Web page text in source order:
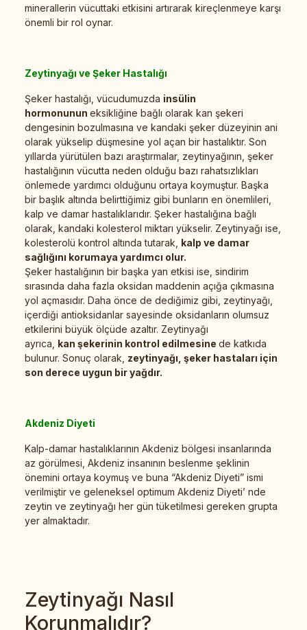
minerallerin vücuttaki etkisini artırarak kireçlenmeye karşı
önemli bir rol oynar.
Zeytinyağı ve Şeker Hastalığı
Şeker hastalığı, vücudumuzda insülin
hormonunun eksikliğine bağlı olarak kan şekeri
dengesinin bozulmasına ve kandaki şeker düzeyinin ani
olarak yükselip düşmesine yol açan bir hastalıktır. Son
yıllarda yürütülen bazı araştırmalar, zeytinyağının, şeker
hastalığının vücutta neden olduğu bazı rahatsızlıkları
önlemede yardımcı olduğunu ortaya koymuştur. Başka
bir başlık altında belirttiğimiz gibi bunların en önemlileri,
kalp ve damar hastalıklarıdır. Şeker hastalığına bağlı
olarak, kandaki kolesterol miktarı yükselir. Zeytinyağı ise,
kolesterolü kontrol altında tutarak, kalp ve damar
sağlığını korumaya yardımcı olur.
Şeker hastalığının bir başka yan etkisi ise, sindirim
sırasında daha fazla oksidan maddenin açığa çıkmasına
yol açmasıdır. Daha önce de dediğimiz gibi, zeytinyağı,
içerdiği antioksidanlar sayesinde oksidanların olumsuz
etkilerini büyük ölçüde azaltır. Zeytinyağı
ayrıca, kan şekerinin kontrol edilmesine de katkıda
bulunur. Sonuç olarak, zeytinyağı, şeker hastaları için
son derece uygun bir yağdır.
Akdeniz Diyeti
Kalp-damar hastalıklarının Akdeniz bölgesi insanlarında
az görülmesi, Akdeniz insanının beslenme şeklinin
önemini ortaya koymuş ve buna “Akdeniz Diyeti” ismi
verilmiştir ve geleneksel optimum Akdeniz Diyeti’ nde
zeytin ve zeytinyağı her gün tüketilmesi gereken grupta
yer almaktadır.
Zeytinyağı Nasıl
Korunmalıdır?